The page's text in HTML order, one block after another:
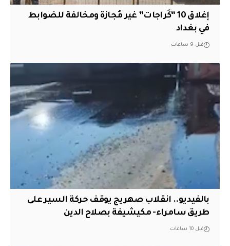
إغلاق 10 “كَراجات” غير مُجازة ومخالفة للضوابط
في بغداد
قبل 9 ساعات
بالفيديو.. انقلاب صهريج يوقف حركة السير على
طريق سامراء- مكيشيفة بصلاح الدين
قبل 10 ساعات